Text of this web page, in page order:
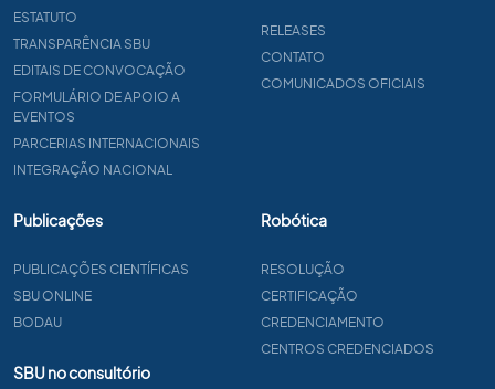
ESTATUTO
TRANSPARÊNCIA SBU
EDITAIS DE CONVOCAÇÃO
FORMULÁRIO DE APOIO A
EVENTOS
PARCERIAS INTERNACIONAIS
INTEGRAÇÃO NACIONAL
RELEASES
CONTATO
COMUNICADOS OFICIAIS
Publicações
PUBLICAÇÕES CIENTÍFICAS
SBU ONLINE
BODAU
SBU no consultório
Robótica
RESOLUÇÃO
CERTIFICAÇÃO
CREDENCIAMENTO
CENTROS CREDENCIADOS